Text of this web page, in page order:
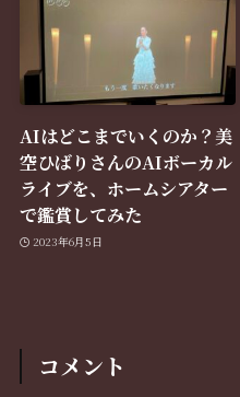
AIはどこまでいくのか？美
空ひばりさんのAIボーカル
ライブを、ホームシアター
で鑑賞してみた
2023年6月5日
コメント